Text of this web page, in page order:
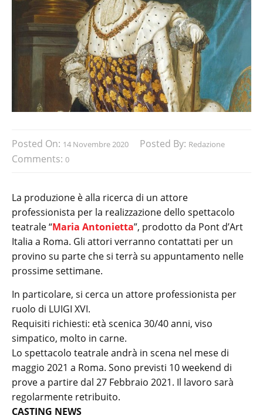
Posted On: 14 Novembre 2020 Posted By: Redazione
Comments: 0
La produzione è alla ricerca di un attore
professionista per la realizzazione dello spettacolo
teatrale “Maria Antonietta”, prodotto da Pont d’Art
Italia a Roma. Gli attori verranno contattati per un
provino su parte che si terrà su appuntamento nelle
prossime settimane.
In particolare, si cerca un attore professionista per
ruolo di LUIGI XVI.
Requisiti richiesti: età scenica 30/40 anni, viso
simpatico, molto in carne.
Lo spettacolo teatrale andrà in scena nel mese di
maggio 2021 a Roma. Sono previsti 10 weekend di
prove a partire dal 27 Febbraio 2021. Il lavoro sarà
regolarmente retribuito.
CASTING NEWS